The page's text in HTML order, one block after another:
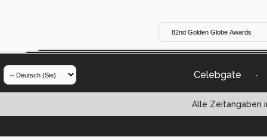
Celebgate -
Alle Zeitangaben